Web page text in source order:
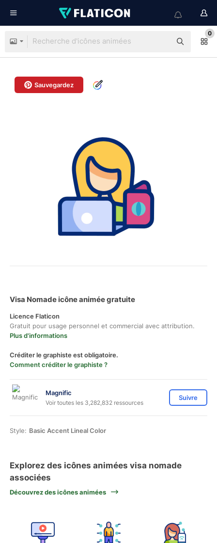
0
Sauvegardez
Visa Nomade icône animée gratuite
Licence Flaticon
Gratuit pour usage personnel et commercial avec attribution.
Plus d'informations
Créditer le graphiste est obligatoire.
Comment créditer le graphiste ?
Magnific
Voir toutes les 3,282,832 ressources
Suivre
Style: Basic Accent Lineal Color
Explorez des icônes animées visa nomade
associées
Découvrez des icônes animées